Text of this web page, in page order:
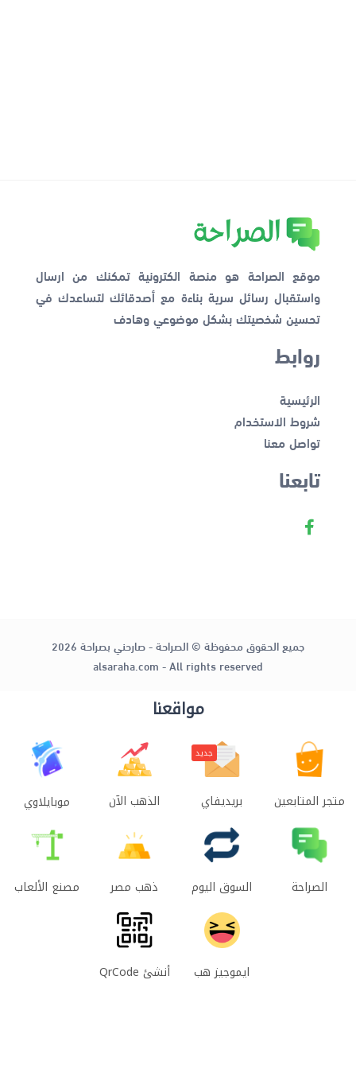
موقع الصراحة هو منصة الكترونية تمكنك من ارسال
واستقبال رسائل سرية بناءة مع أصدقائك لتساعدك في
تحسين شخصيتك بشكل موضوعي وهادف
روابط
الرئيسية
شروط الاستخدام
تواصل معنا
تابعنا
جميع الحقوق محفوظة © الصراحة - صارحني بصراحة 2026
alsaraha.com - All rights reserved